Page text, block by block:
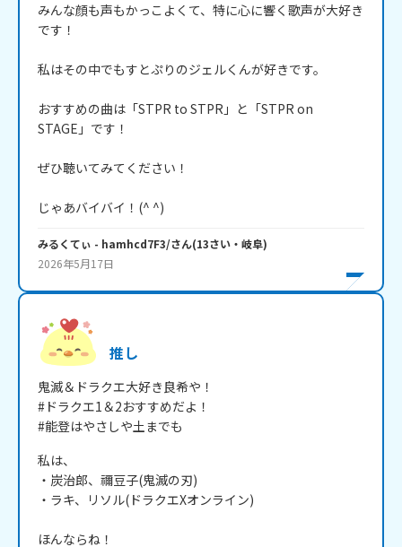
みんな顔も声もかっこよくて、特に心に響く歌声が大好き
です！
私はその中でもすとぷりのジェルくんが好きです。
おすすめの曲は「STPR to STPR」と「STPR on
STAGE」です！
ぜひ聴いてみてください！
じゃあバイバイ！(^ ^)
みるくてぃ - hamhcd7F3/さん(13さい・ 岐阜)
2026年5月17日
推し
鬼滅＆ドラクエ大好き良希や！
#ドラクエ1＆2おすすめだよ！
#能登はやさしや土までも
私は、
・炭治郎、禰豆子(鬼滅の刃)
・ラキ、リソル(ドラクエXオンライン)
ほんならね！